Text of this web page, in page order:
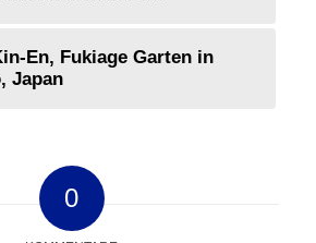
En, Fukiage Garten in
Japan
0